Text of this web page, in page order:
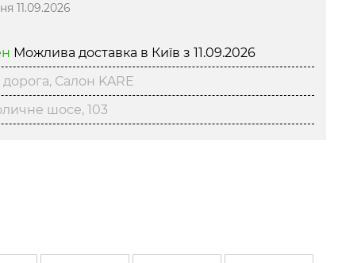
11.09.2026
Можлива доставка в Київ з 11.09.2026
Салон KARE
шосе, 103